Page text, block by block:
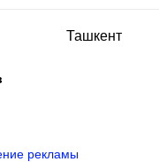
Ташкент
рекламы